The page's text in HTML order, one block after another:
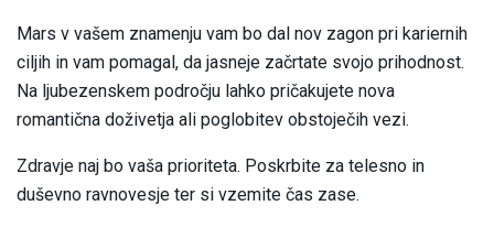
Mars v vašem znamenju vam bo dal nov zagon pri kariernih
ciljih in vam pomagal, da jasneje začrtate svojo prihodnost.
Na ljubezenskem področju lahko pričakujete nova
romantična doživetja ali poglobitev obstoječih vezi.
Zdravje naj bo vaša prioriteta. Poskrbite za telesno in
duševno ravnovesje ter si vzemite čas zase.